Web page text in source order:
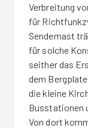
Verbreitung
für
Sendemast
für solche
seither das
dem
die kleine
Busstationen
Von dort